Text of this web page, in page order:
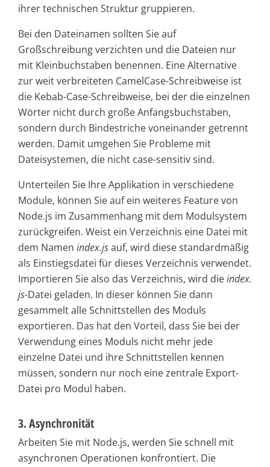
ihrer technischen Struktur gruppieren.
Bei den Dateinamen sollten Sie auf
Großschreibung verzichten und die Dateien nur
mit Kleinbuchstaben benennen. Eine Alternative
zur weit verbreiteten CamelCase-Schreibweise ist
die Kebab-Case-Schreibweise, bei der die einzelnen
Wörter nicht durch große Anfangsbuchstaben,
sondern durch Bindestriche voneinander getrennt
werden. Damit umgehen Sie Probleme mit
Dateisystemen, die nicht case-sensitiv sind.
Unterteilen Sie Ihre Applikation in verschiedene
Module, können Sie auf ein weiteres Feature von
Node.js im Zusammenhang mit dem Modulsystem
zurückgreifen. Weist ein Verzeichnis eine Datei mit
dem Namen index.jsauf, wird diese standardmäßig
als Einstiegsdatei für dieses Verzeichnis verwendet.
Importieren Sie also das Verzeichnis, wird dieindex.
js-Datei geladen. In dieser können Sie dann
gesammelt alle Schnittstellen des Moduls
exportieren. Das hat den Vorteil, dass Sie bei der
Verwendung eines Moduls nicht mehr jede
einzelne Datei und ihre Schnittstellen kennen
müssen, sondern nur noch eine zentrale Export-
Datei pro Modul haben.
3. Asynchronität
Arbeiten Sie mit Node.js, werden Sie schnell mit
asynchronen Operationen konfrontiert. Die